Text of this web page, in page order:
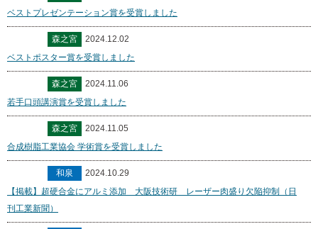
ベストプレゼンテーション賞を受賞しました
森之宮
2024.12.02
ベストポスター賞を受賞しました
森之宮
2024.11.06
若手口頭講演賞を受賞しました
森之宮
2024.11.05
合成樹脂工業協会 学術賞を受賞しました
和泉
2024.10.29
【掲載】超硬合金にアルミ添加 大阪技術研 レーザー肉盛り欠陥抑制（日
刊工業新聞）